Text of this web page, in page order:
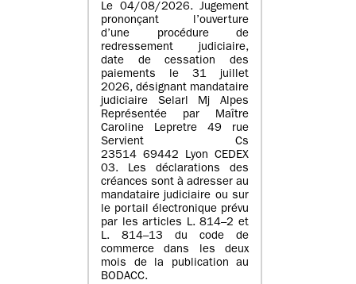
Le 04/08/2026. Jugement
prononçant l’ouverture
d’une procédure de
redressement judiciaire,
date de cessation des
paiements le 31 juillet
2026, désignant mandataire
judiciaire Selarl Mj Alpes
Représentée par Maître
Caroline Lepretre 49 rue
Servient Cs
23514 69442 Lyon CEDEX
03. Les déclarations des
créances sont à adresser au
mandataire judiciaire ou sur
le portail électronique prévu
par les articles L. 814–2 et
L. 814–13 du code de
commerce dans les deux
mois de la publication au
BODACC.